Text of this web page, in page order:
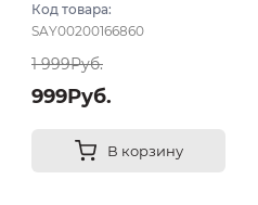
светлый мел
Код товара:
SAY00200166860
1 999Руб.
999Руб.
В корзину